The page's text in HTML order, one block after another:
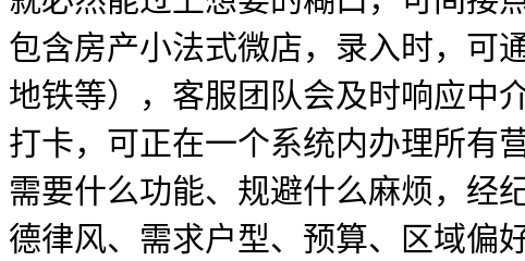
包含房产小法式微店，录入时，可
地铁等），客服团队会及时响应中
打卡，可正在一个系统内办理所有
需要什么功能、规避什么麻烦，经
德律风、需求户型、预算、区域偏